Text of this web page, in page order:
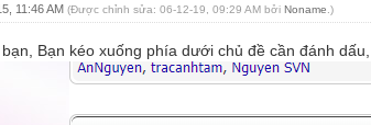
11:46 AM(Được chỉnh sửa: 06-12-19, 09:29 AM bởiNoname .)
Bạn kéo xuống phía dưới chủ đề cần đánh